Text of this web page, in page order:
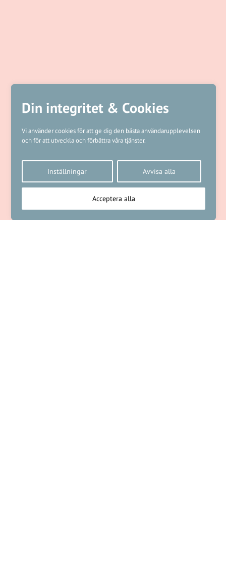
Din integritet & Cookies
Vi använder cookies för att ge dig den bästa användarupplevelsen
och för att utveckla och förbättra våra tjänster.
Inställningar Avvisa alla
Acceptera alla